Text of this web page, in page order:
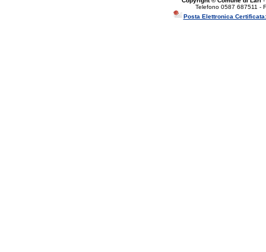
Telefono 0587 687511 -
Posta Elettronica Certificata: